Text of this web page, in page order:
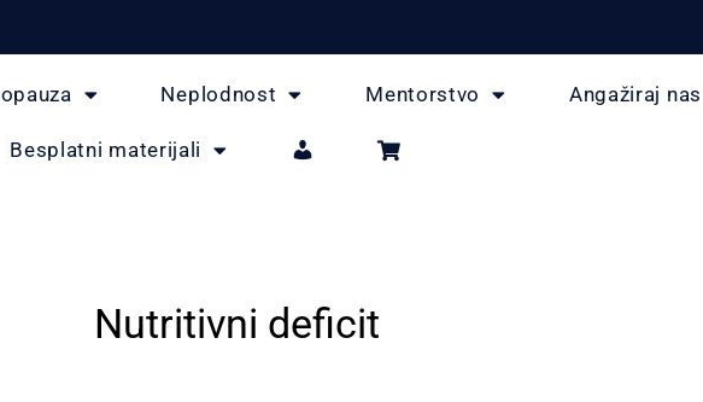
Neplodnost Mentorstvo Angažiraj nas
Besplatni materijali
Nutritivni deficit